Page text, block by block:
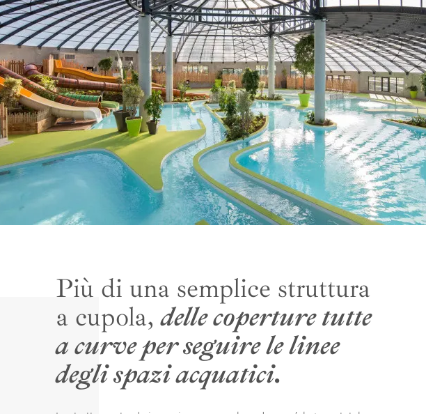
Copertura angolare alta per
piscina a parete
Copertura per piscina alta,
curva e inclinata
Più di una semplice struttura
a cupola,delle coperture tutte
a curve per seguire le linee
degli spazi acquatici.